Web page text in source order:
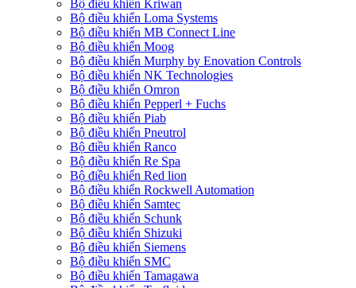
Bộ điều khiển Kriwan
Bộ điều khiển Loma Systems
Bộ điều khiển MB Connect Line
Bộ điều khiển Moog
Bộ điều khiển Murphy by Enovation Controls
Bộ điều khiển NK Technologies
Bộ điều khiển Omron
Bộ điều khiển Pepperl + Fuchs
Bộ điều khiển Piab
Bộ điều khiển Pneutrol
Bộ điều khiển Ranco
Bộ điều khiển Re Spa
Bộ điều khiển Red lion
Bộ điều khiển Rockwell Automation
Bộ điều khiển Samtec
Bộ điều khiển Schunk
Bộ điều khiển Shizuki
Bộ điều khiển Siemens
Bộ điều khiển SMC
Bộ điều khiển Tamagawa